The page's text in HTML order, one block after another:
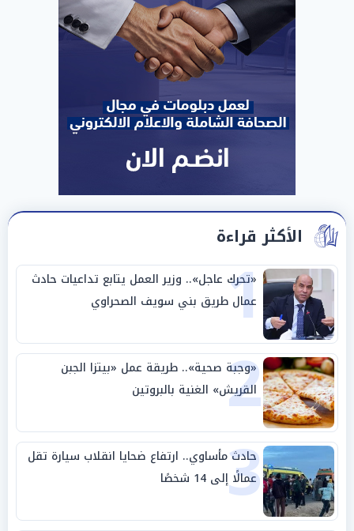
الأكثر قراءة
1
«تحرك عاجل».. وزير العمل يتابع تداعيات حادث
عمال طريق بني سويف الصحراوي
2
«وجبة صحية».. طريقة عمل «بيتزا الجبن
القريش» الغنية بالبروتين
3
حادث مأساوي.. ارتفاع ضحايا انقلاب سيارة تقل
عمالًا إلى 14 شخصًا